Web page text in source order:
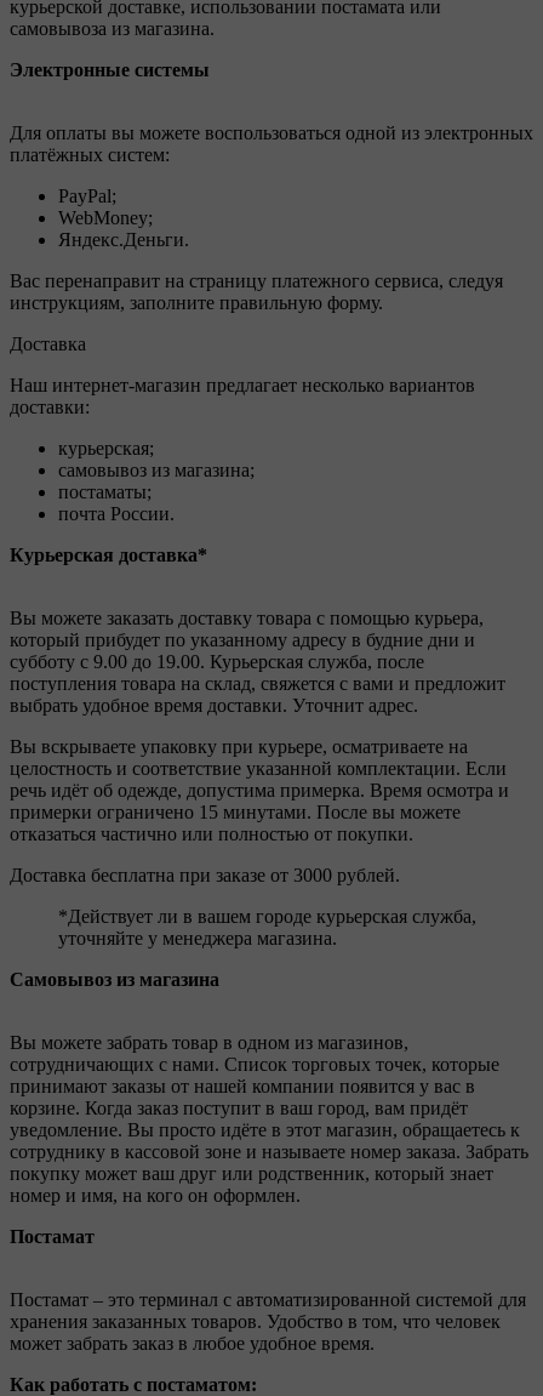
курьерской доставке, использовании постамата или
самовывоза из магазина.
Электронные системы
Для оплаты вы можете воспользоваться одной из электронных
платёжных систем:
PayPal;
WebMoney;
Яндекс.Деньги.
Вас перенаправит на страницу платежного сервиса, следуя
инструкциям, заполните правильную форму.
Доставка
Наш интернет-магазин предлагает несколько вариантов
доставки:
курьерская;
самовывоз из магазина;
постаматы;
почта России.
Курьерская доставка*
Вы можете заказать доставку товара с помощью курьера,
который прибудет по указанному адресу в будние дни и
субботу с 9.00 до 19.00. Курьерская служба, после
поступления товара на склад, свяжется с вами и предложит
выбрать удобное время доставки. Уточнит адрес.
Вы вскрываете упаковку при курьере, осматриваете на
целостность и соответствие указанной комплектации. Если
речь идёт об одежде, допустима примерка. Время осмотра и
примерки ограничено 15 минутами. После вы можете
отказаться частично или полностью от покупки.
Доставка бесплатна при заказе от 3000 рублей.
*Действует ли в вашем городе курьерская служба,
уточняйте у менеджера магазина.
Самовывоз из магазина
Вы можете забрать товар в одном из магазинов,
сотрудничающих с нами. Список торговых точек, которые
принимают заказы от нашей компании появится у вас в
корзине. Когда заказ поступит в ваш город, вам придёт
уведомление. Вы просто идёте в этот магазин, обращаетесь к
сотруднику в кассовой зоне и называете номер заказа. Забрать
покупку может ваш друг или родственник, который знает
номер и имя, на кого он оформлен.
Постамат
Постамат – это терминал с автоматизированной системой для
хранения заказанных товаров. Удобство в том, что человек
может забрать заказ в любое удобное время.
Как работать с постаматом: